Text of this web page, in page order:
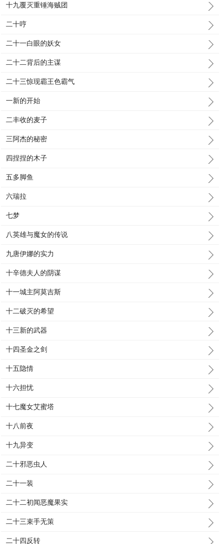
十九覆灭重锤海贼团
二十哼
二十一白眼的妖女
二十二背后的主谋
二十三惊现霸王色霸气
一新的开始
二丰收的麦子
三阿杰的秘密
四捏捏的木子
五多脚鱼
六瑞拉
七梦
八英雄与魔女的传说
九唐伊娜的实力
十辛德夫人的阴谋
十一城主阿莫吉斯
十二破灭的希望
十三新的武器
十四圣金之剑
十五隐情
十六担忧
十七魔女艾蜜塔
十八前夜
十九异变
二十邪恶虫人
二十一装
二十二初闻恶魔果实
二十三束手无策
二十四反转